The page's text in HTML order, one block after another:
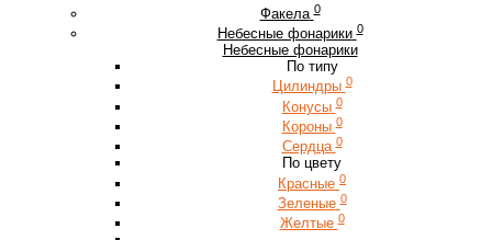
Факела 0
Небесные фонарики 0
Небесные фонарики
По типу
Цилиндры 0
Конусы 0
Короны 0
Сердца 0
По цвету
Красные 0
Зеленые 0
Желтые 0